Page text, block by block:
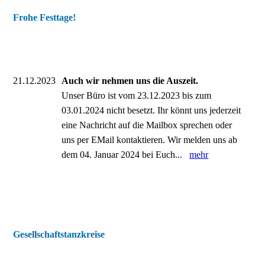
Frohe Festtage!
21.12.2023
Auch wir nehmen uns die Auszeit.
Unser Büro ist vom 23.12.2023 bis zum
03.01.2024 nicht besetzt. Ihr könnt uns jederzeit
eine Nachricht auf die Mailbox sprechen oder
uns per EMail kontaktieren. Wir melden uns ab
dem 04. Januar 2024 bei Euch...mehr
Gesellschaftstanzkreise